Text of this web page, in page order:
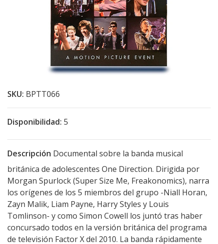
SKU: BPTT066
Disponibilidad: 5
Descripción Documental sobre la banda musical
británica de adolescentes One Direction. Dirigida por
Morgan Spurlock (Super Size Me, Freakonomics), narra
los orígenes de los 5 miembros del grupo -Niall Horan,
Zayn Malik, Liam Payne, Harry Styles y Louis
Tomlinson- y como Simon Cowell los juntó tras haber
concursado todos en la versión británica del programa
de televisión Factor X del 2010. La banda rápidamente